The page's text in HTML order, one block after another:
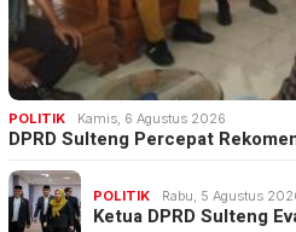
POLITIK Kamis, 6 Agustus 2026
DPRD Sulteng Percepat
POLITIK Rabu, 5 Agustus
Ketua DPRD Sulteng